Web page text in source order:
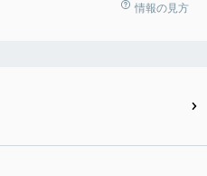
情報の見方